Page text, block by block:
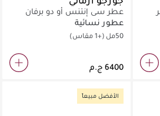
عطر سي إنتنس أو دو برفان
عطور نسائية
50مل (+1 مقاس)
الأفضل مبيعاً